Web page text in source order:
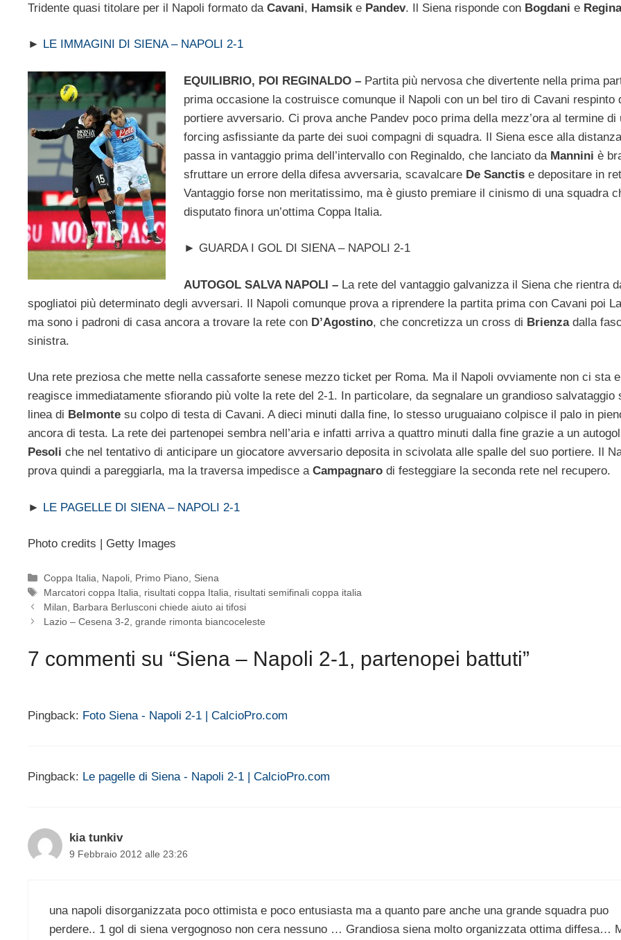
Tridente quasi titolare per il Napoli formato da Cavani, Hamsik e Pandev. Il Siena risponde con Bogdani e
► LE IMMAGINI DI SIENA – NAPOLI 2-1
EQUILIBRIO, POI REGINALDO – Partita più nervosa che divertente nella prima
prima occasione la costruisce comunque il Napoli con un bel tiro di Cavani respinto
portiere avversario. Ci prova anche Pandev poco prima della mezz’ora al termine di
forcing asfissiante da parte dei suoi compagni di squadra. Il Siena esce alla
passa in vantaggio prima dell’intervallo con Reginaldo, che lanciato da Mannini è
sfruttare un errore della difesa avversaria, scavalcare De Sanctise depositare in
Vantaggio forse non meritatissimo, ma è giusto premiare il cinismo di una squadra
disputato finora un’ottima Coppa Italia.
► GUARDA I GOL DI SIENA – NAPOLI 2-1
AUTOGOL SALVA NAPOLI – La rete del vantaggio galvanizza il Siena che rientra
spogliatoi più determinato degli avversari. Il Napoli comunque prova a riprendere la partita prima con Cavani poi
ma sono i padroni di casa ancora a trovare la rete con D’Agostino, che concretizza un cross di Brienzadalla
sinistra.
Una rete preziosa che mette nella cassaforte senese mezzo ticket per Roma. Ma il Napoli ovviamente non ci sta e
reagisce immediatamente sfiorando più volte la rete del 2-1. In particolare, da segnalare un grandioso salvataggio
linea di Belmonte su colpo di testa di Cavani. A dieci minuti dalla fine, lo stesso uruguaiano colpisce il palo in
ancora di testa. La rete dei partenopei sembra nell’aria e infatti arriva a quattro minuti dalla fine grazie a un
Pesoli che nel tentativo di anticipare un giocatore avversario deposita in scivolata alle spalle del suo portiere. Il
prova quindi a pareggiarla, ma la traversa impedisce a Campagnaro di festeggiare la seconda rete nel recupero.
► LE PAGELLE DI SIENA – NAPOLI 2-1
Photo credits | Getty Images
Categorie
Coppa Italia Napoli Primo Piano Siena
Tag
Marcatori coppa Italia risultati coppa Italia
risultati semifinali coppa italia
Milan, Barbara Berlusconi chiede aiuto ai tifosi
Lazio – Cesena 3-2, grande rimonta biancoceleste
7 commenti su “Siena – Napoli 2-1, partenopei battuti”
Pingback: Foto Siena - Napoli 2-1 | CalcioPro.com
Pingback: Le pagelle di Siena - Napoli 2-1 | CalcioPro.com
kia tunkiv
9 Febbraio 2012 alle 23:26
una napoli disorganizzata poco ottimista e poco entusiasta ma a quanto pare anche una grande squadra puo
perdere.. 1 gol di siena vergognoso non cera nessuno … Grandiosa siena molto organizzata ottima diffesa…